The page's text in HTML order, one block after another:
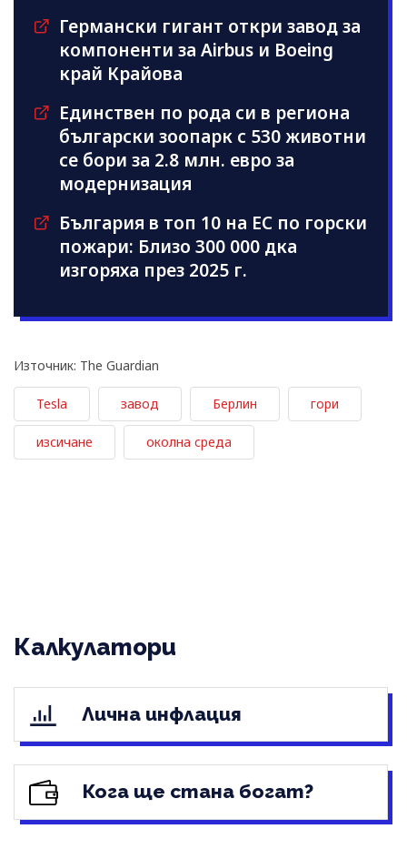
Германски гигант откри завод за
компоненти за Airbus и Boeing
край Крайова
Единствен по рода си в региона
български зоопарк с 530 животни
се бори за 2.8 млн. евро за
модернизация
България в топ 10 на ЕС по горски
пожари: Близо 300 000 дка
изгоряха през 2025 г.
Източник: The Guardian
Tesla завод Берлин гори
изсичане околна среда
Калкулатори
Лична инфлация
Кога ще стана богат?